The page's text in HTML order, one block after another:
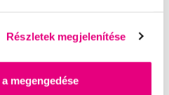
Részletek megjelenítése
megengedése
első hónapok tele vannak